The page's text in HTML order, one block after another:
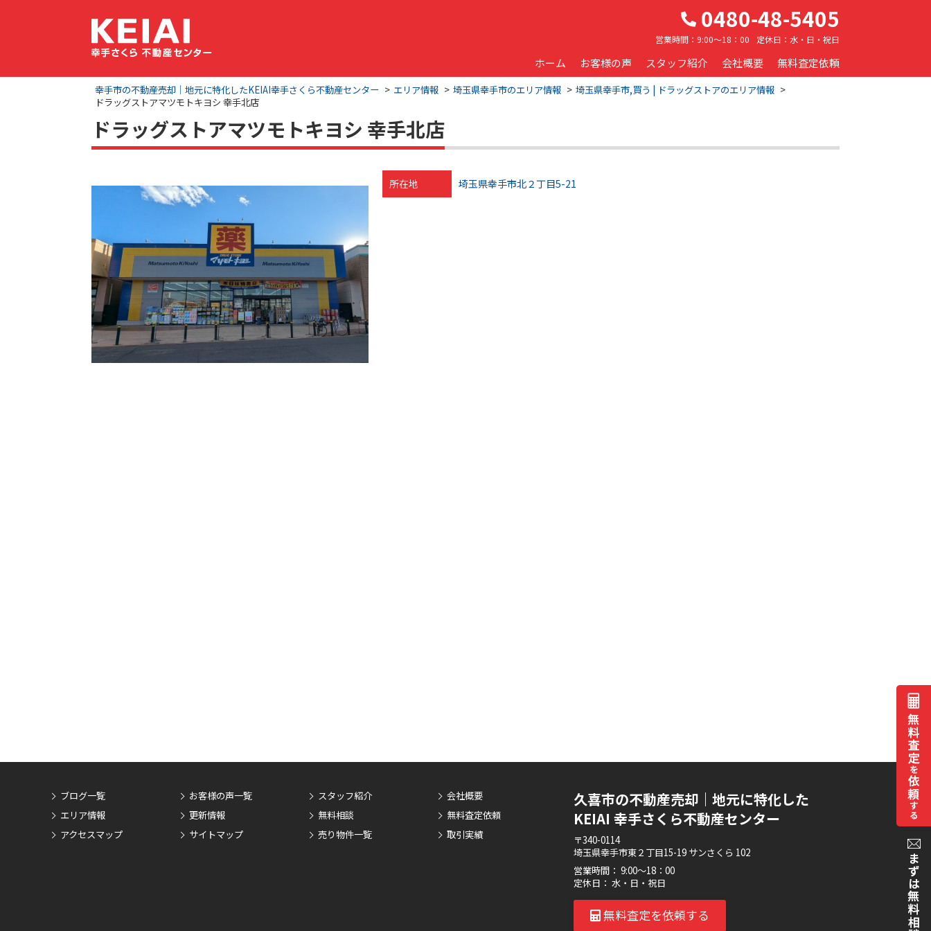
0480-48-5405
営業時間： 9:00～18：00 定休日： 水・日・祝日
ホーム お客様の声 スタッフ紹介 会社概要 無料査定依頼
幸手市の不動産売却｜地元に特化したKEIAI幸手さくら不動産センター エリア情報 埼玉県幸手市のエリア情報
埼玉県幸手市,買う | ドラッグストアのエリア情報
ドラッグストアマツモトキヨシ 幸手北店
ドラッグストアマツモトキヨシ 幸手北店
所在地 埼玉県幸手市北２丁目5-21
ブログ一覧
エリア情報
アクセスマップ
お客様の声一覧
更新情報
サイトマップ
スタッフ紹介
無料相談
売り物件一覧
会社概要
無料査定依頼
取引実績
久喜市の不動産売却｜地元に特化した
KEIAI 幸手さくら不動産センター
〒340-0114
埼玉県幸手市東２丁目15-19 サンさくら 102
営業時間： 9:00～18：00
定休日： 水・日・祝日
無料査定を依頼する